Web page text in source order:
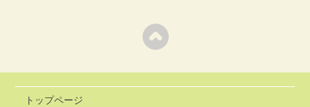
トップページ